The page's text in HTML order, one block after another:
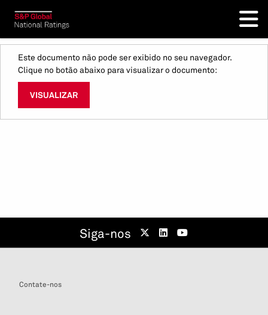
Este documento não pode ser exibido no seu navegador.
Clique no botão abaixo para visualizar o documento:
VISUALIZAR
Siga-nos
Contate-nos